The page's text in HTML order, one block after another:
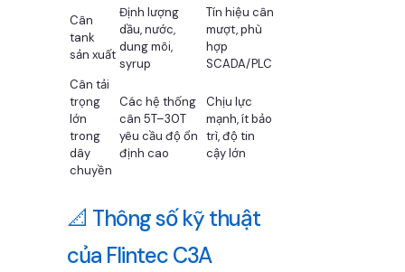
Cân
tank
sản xuất
Định lượng
dầu, nước,
dung môi,
syrup
Tín hiệu cân
mượt, phù
hợp
SCADA/PLC
Cân tải
trọng
lớn
trong
dây
chuyền
Các hệ thống
cân 5T–30T
yêu cầu độ ổn
định cao
Chịu lực
mạnh, ít bảo
trì, độ tin
cậy lớn
📐 Thông số kỹ thuật
của Flintec C3A